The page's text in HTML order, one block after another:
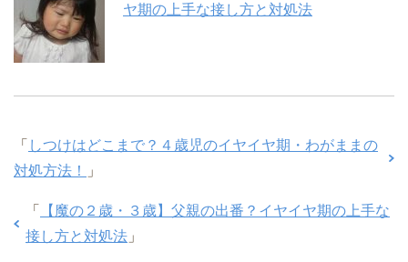
ヤ期の上手な接し方と対処法
「 しつけはどこまで？４歳児のイヤイヤ期・わがままの
対処方法！
」
「
【魔の２歳・３歳】父親の出番？イヤイヤ期の上手な
接し方と対処法 」